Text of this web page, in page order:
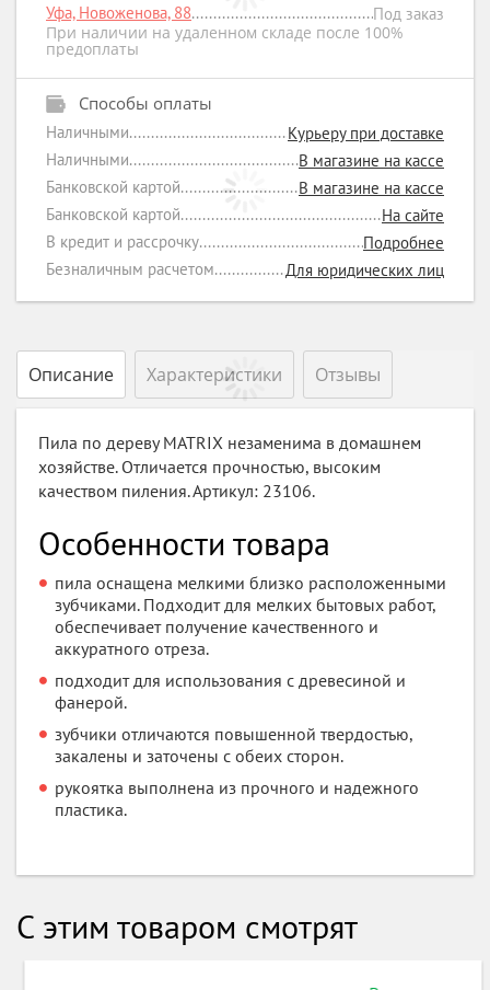
Уфа, Новоженова, 88
Под заказ
При наличии на удаленном складе после 100%
предоплаты
Способы оплаты
Наличными
Курьеру при доставке
Наличными
В магазине на кассе
Банковской картой
В магазине на кассе
Банковской картой
На сайте
В кредит и рассрочку
Подробнее
Безналичным расчетом
Для юридических лиц
Описание Характеристики Отзывы
Пила по дереву MATRIX незаменима в домашнем
хозяйстве. Отличается прочностью, высоким
качеством пиления. Артикул: 23106.
Особенности товара
пила оснащена мелкими близко расположенными
зубчиками. Подходит для мелких бытовых работ,
обеспечивает получение качественного и
аккуратного отреза.
подходит для использования с древесиной и
фанерой.
зубчики отличаются повышенной твердостью,
закалены и заточены с обеих сторон.
рукоятка выполнена из прочного и надежного
пластика.
С этим товаром смотрят